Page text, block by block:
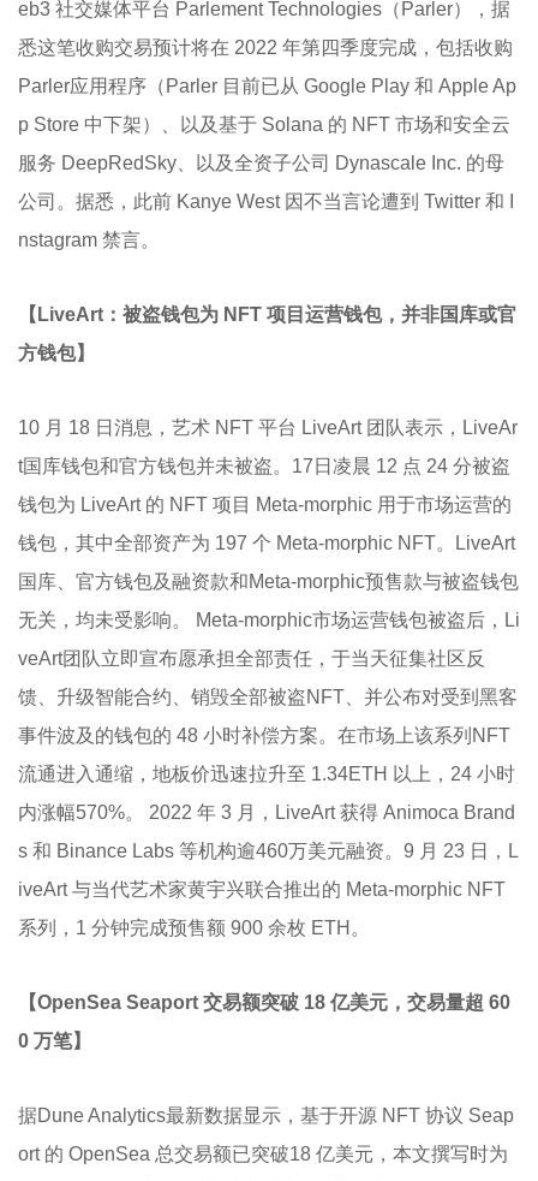
eb3 社交媒体平台 Parlement Technologies（Parler），据
悉这笔收购交易预计将在 2022 年第四季度完成，包括收购
Parler应用程序（Parler 目前已从 Google Play 和 Apple Ap
p Store 中下架）、以及基于 Solana 的 NFT 市场和安全云
服务 DeepRedSky、以及全资子公司 Dynascale Inc. 的母
公司。据悉，此前 Kanye West 因不当言论遭到 Twitter 和 I
nstagram 禁言。
【LiveArt：被盗钱包为 NFT 项目运营钱包，并非国库或官
方钱包】
10 月 18 日消息，艺术 NFT 平台 LiveArt 团队表示，LiveAr
t国库钱包和官方钱包并未被盗。17日凌晨 12 点 24 分被盗
钱包为 LiveArt 的 NFT 项目 Meta-morphic 用于市场运营的
钱包，其中全部资产为 197 个 Meta-morphic NFT。LiveArt
国库、官方钱包及融资款和Meta-morphic预售款与被盗钱包
无关，均未受影响。 Meta-morphic市场运营钱包被盗后，Li
veArt团队立即宣布愿承担全部责任，于当天征集社区反
馈、升级智能合约、销毁全部被盗NFT、并公布对受到黑客
事件波及的钱包的 48 小时补偿方案。在市场上该系列NFT
流通进入通缩，地板价迅速拉升至 1.34ETH 以上，24 小时
内涨幅570%。 2022 年 3 月，LiveArt 获得 Animoca Brand
s 和 Binance Labs 等机构逾460万美元融资。9 月 23 日，L
iveArt 与当代艺术家黄宇兴联合推出的 Meta-morphic NFT
系列，1 分钟完成预售额 900 余枚 ETH。
【OpenSea Seaport 交易额突破 18 亿美元，交易量超 60
0 万笔】
据Dune Analytics最新数据显示，基于开源 NFT 协议 Seap
ort 的 OpenSea 总交易额已突破18 亿美元，本文撰写时为